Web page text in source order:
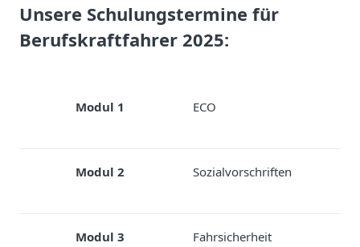
Unsere Schulungstermine für
Berufskraftfahrer 2025:
Modul 1 ECO
Modul 2 Sozialvorschriften
Modul 3 Fahrsicherheit